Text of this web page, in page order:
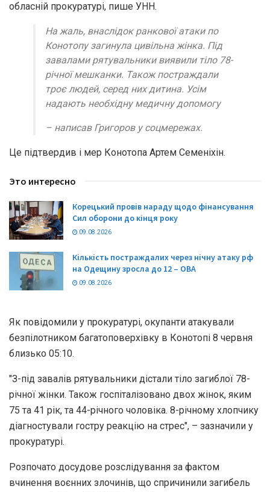
обласній прокуратурі, пише УНН.
На жаль, внаслідок ранкової атаки по
Конотопу загинула цивільна жінка. Під
завалами рятувальники виявили тіло 78-
річної мешканки. Також постраждали
троє людей, серед них дитина. Усім
надають необхідну медичну допомогу
– написав Григоров у соцмережах.
Це підтвердив і мер Конотопа Артем Семеніхін.
Это интересно
Корецький провів нараду щодо фінансування
Сил оборони до кінця року
09.08.2026
Кількість постраждалих через нічну атаку рф
на Одещину зросла до 12 – ОВА
09.08.2026
Як повідомили у прокуратурі, окупанти атакували
безпілотником багатоповерхівку в Конотопі 8 червня
близько 05:10.
"З-під завалів рятувальники дістали тіло загиблої 78-
річної жінки. Також госпіталізовано двох жінок, яким
75 та 41 рік, та 44-річного чоловіка. 8-річному хлопчику
діагностували гостру реакцію на стрес", – зазначили у
прокуратурі.
Розпочато досудове розслідування за фактом
вчинення воєнних злочинів, що спричинили загибель